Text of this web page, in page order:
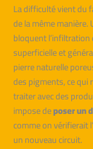
La difficulté vient du
de la même manière.
bloquent
superficielle et
pierre naturelle
des pigments, ce qui
traiter avec des
impose deposer un
comme on vérifierait
un nouveau circuit.